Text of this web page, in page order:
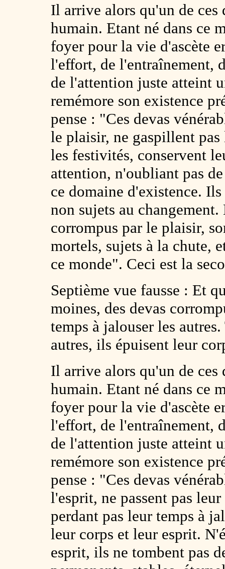
Il arrive alors qu'un de ces
humain. Etant né dans ce
foyer pour la vie d'ascète
l'effort, de l'entraînement,
de l'attention juste atteint
remémore son existence
pense : "Ces devas
le plaisir, ne gaspillent pas
les festivités, conservent
attention, n'oubliant pas
ce domaine d'existence.
non sujets au
corrompus par le plaisir,
mortels, sujets à la chute,
ce monde". Ceci est la
Septième vue fausse : Et
moines, des devas
temps à jalouser les
autres, ils épuisent leur
Il arrive alors qu'un de ces
humain. Etant né dans ce
foyer pour la vie d'ascète
l'effort, de l'entraînement,
de l'attention juste atteint
remémore son existence
pense : "Ces devas
l'esprit, ne passent pas
perdant pas leur temps à
leur corps et leur esprit.
esprit, ils ne tombent pas